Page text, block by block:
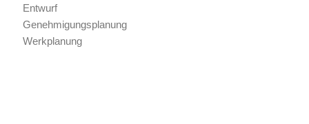
Entwurf
Genehmigungsplanung
Werkplanung